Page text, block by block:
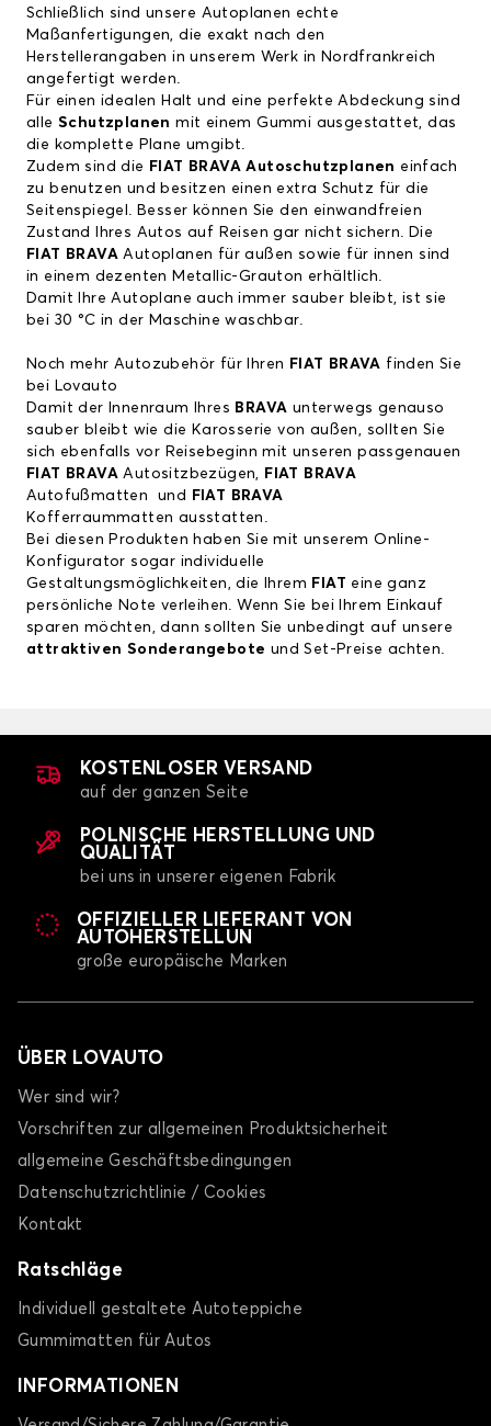
Schließlich sind unsere Autoplanen echte
Maßanfertigungen, die exakt nach den
Herstellerangaben in unserem Werk in Nordfrankreich
angefertigt werden.
Für einen idealen Halt und eine perfekte Abdeckung sind
alle Schutzplanen mit einem Gummi ausgestattet, das
die komplette Plane umgibt.
Zudem sind die FIAT BRAVA Autoschutzplanen einfach
zu benutzen und besitzen einen extra Schutz für die
Seitenspiegel. Besser können Sie den einwandfreien
Zustand Ihres Autos auf Reisen gar nicht sichern. Die
FIAT BRAVA Autoplanen für außen sowie für innen sind
in einem dezenten Metallic-Grauton erhältlich.
Damit Ihre Autoplane auch immer sauber bleibt, ist sie
bei 30 °C in der Maschine waschbar.
Noch mehr Autozubehör für Ihren FIAT BRAVA finden Sie
bei Lovauto
Damit der Innenraum Ihres BRAVA unterwegs genauso
sauber bleibt wie die Karosserie von außen, sollten Sie
sich ebenfalls vor Reisebeginn mit unseren passgenauen
FIAT BRAVA Autositzbezügen, FIAT BRAVA
Autofußmatten und
FIAT BRAVA
Kofferraummatten ausstatten.
Bei diesen Produkten haben Sie mit unserem Online-
Konfigurator sogar individuelle
Gestaltungsmöglichkeiten, die Ihrem FIAT eine ganz
persönliche Note verleihen. Wenn Sie bei Ihrem Einkauf
sparen möchten, dann sollten Sie unbedingt auf unsere
attraktiven Sonderangebote und Set-Preise achten.
KOSTENLOSER VERSAND
auf der ganzen Seite
POLNISCHE HERSTELLUNG UND
QUALITÄT
bei uns in unserer eigenen Fabrik
OFFIZIELLER LIEFERANT VON
AUTOHERSTELLUN
große europäische Marken
ÜBER LOVAUTO
Wer sind wir?
Vorschriften zur allgemeinen Produktsicherheit
allgemeine Geschäftsbedingungen
Datenschutzrichtlinie / Cookies
Kontakt
Ratschläge
Individuell gestaltete Autoteppiche
Gummimatten für Autos
INFORMATIONEN